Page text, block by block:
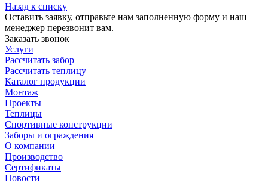
Назад к списку
Оставить заявку, отправьте нам заполненную форму и наш
менеджер перезвонит вам.
Заказать звонок
Услуги
Рассчитать забор
Рассчитать теплицу
Каталог продукции
Монтаж
Проекты
Теплицы
Спортивные конструкции
Заборы и ограждения
О компании
Производство
Сертификаты
Новости